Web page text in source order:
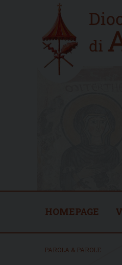
Home
new
HOMEPAGE
PAROLA & PAROLE